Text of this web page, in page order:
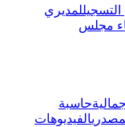
لمديري
مجلس
حاسبة
الفيديوهات